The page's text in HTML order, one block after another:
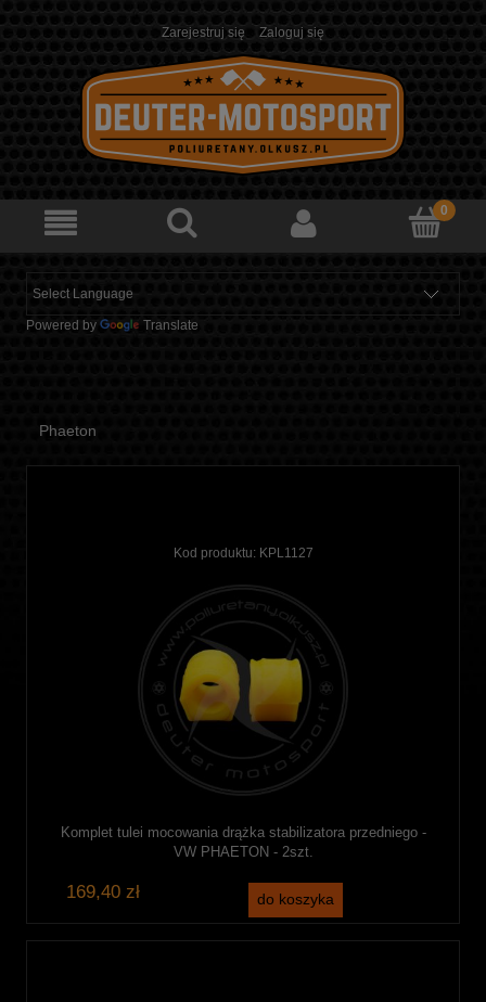
Zarejestruj się Zaloguj się
Powered by Translate
Phaeton
Kod produktu: KPL1127
Komplet tulei mocowania drążka stabilizatora przedniego -
VW PHAETON - 2szt.
169,40 zł do koszyka